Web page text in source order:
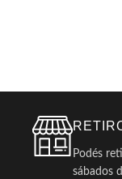
Podés
sábados